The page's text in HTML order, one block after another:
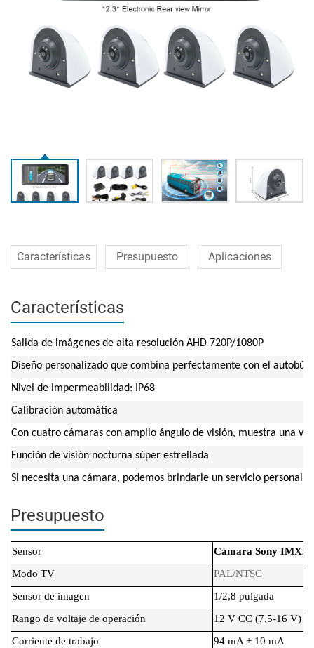
Características Presupuesto Aplicaciones
Características
Salida de imágenes de alta resolución AHD 720P/1080P
Diseño personalizado que combina perfectamente con el
Nivel de impermeabilidad: IP68
Calibración automática
Con cuatro cámaras con amplio ángulo de visión, muestra una
Función de visión nocturna súper estrellada
Si necesita una cámara, podemos brindarle un servicio
Presupuesto
Sensor
Cámara Sony
Modo TV
PAL/NTSC
Sensor de imagen
1/2,8 pulgada
Rango de voltaje de operación
12 V CC (7,5-16 V)
Corriente de trabajo
94 mA ± 10 mA